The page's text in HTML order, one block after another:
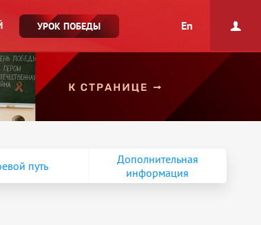
УРОК ПОБЕДЫ En
путь
Дополнительная
информация